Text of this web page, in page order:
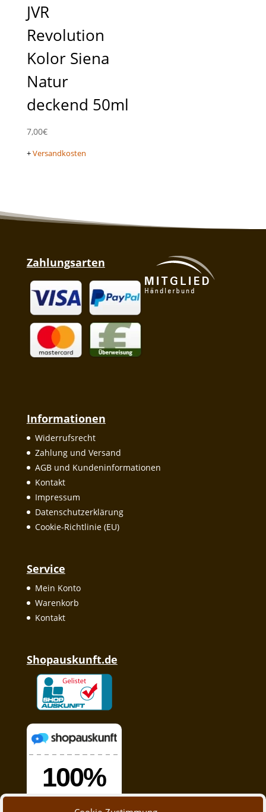
JVR
Revolution
Kolor Siena
Natur
deckend 50ml
7,00€
+Versandkosten
Zahlungsarten
Informationen
Widerrufsrecht
Zahlung und Versand
AGB und Kundeninformationen
Kontakt
Impressum
Datenschutzerklärung
Cookie-Richtlinie (EU)
Service
Mein Konto
Warenkorb
Kontakt
Shopauskunft.de